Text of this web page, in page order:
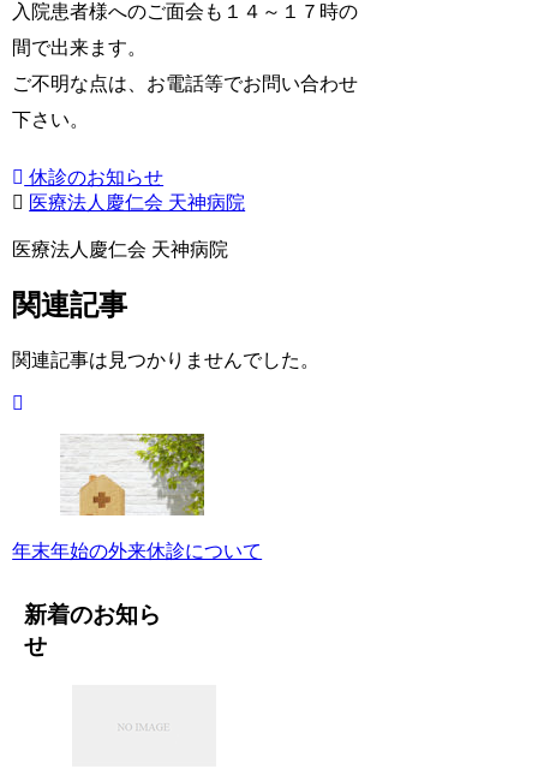
入院患者様へのご面会も１４～１７時の
間で出来ます。
ご不明な点は、お電話等でお問い合わせ
下さい。
休診のお知らせ
医療法人慶仁会 天神病院
医療法人慶仁会 天神病院
関連記事
関連記事は見つかりませんでした。
年末年始の外来休診について
新着のお知ら
せ